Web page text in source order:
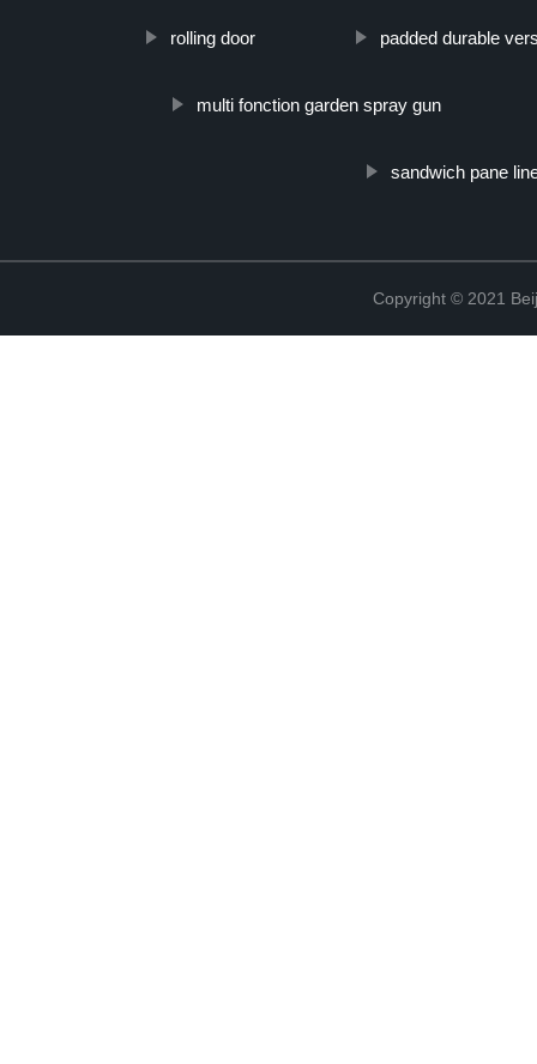
rolling door padded durable
multi fonction garden spray gun
sandwich pane
Copyright © 2021